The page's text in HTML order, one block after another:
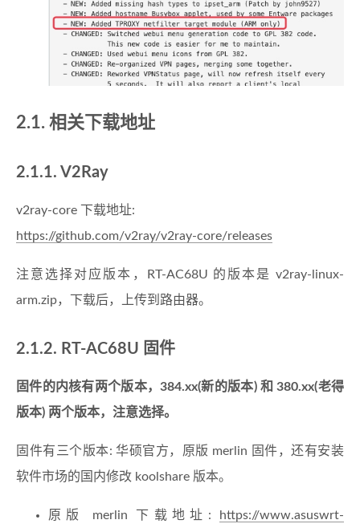
2.1. 相关下载地址
2.1.1. V2Ray
v2ray-core 下载地址:
https://github.com/v2ray/v2ray-core/releases
注意选择对应版本，RT-AC68U 的版本是 v2ray-linux-
arm.zip，下载后，上传到路由器。
2.1.2. RT-AC68U 固件
固件的内核有两个版本，384.xx(新的版本) 和 380.xx(老得
版本) 两个版本，注意选择。
固件有三个版本: 华硕官方，原版 merlin 固件，还有安装
软件市场的国内修改 koolshare 版本。
原版 merlin 下载地址:
https://www.asuswrt-